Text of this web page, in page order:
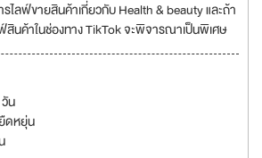
ไลฟ์ขายสินค้าเกี่ยวกับ Health & beauty และถ้า
นค้าในช่องทาง TikTok จะพิจารณาเป็นพิเศษ
น
ดหยุ่น